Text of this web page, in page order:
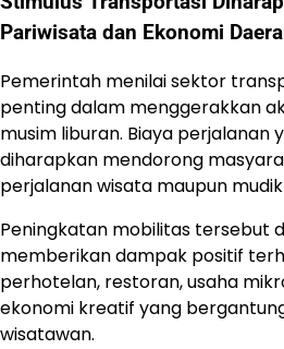
Pariwisata dan Ekonomi
Pemerintah menilai sektor
penting dalam menggerakkan
musim liburan. Biaya perjalanan
diharapkan mendorong
perjalanan wisata maupun
Peningkatan mobilitas tersebut
memberikan dampak positif
perhotelan, restoran, usaha
ekonomi kreatif yang
wisatawan.